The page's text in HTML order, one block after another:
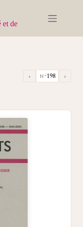
‹ N°198 ›